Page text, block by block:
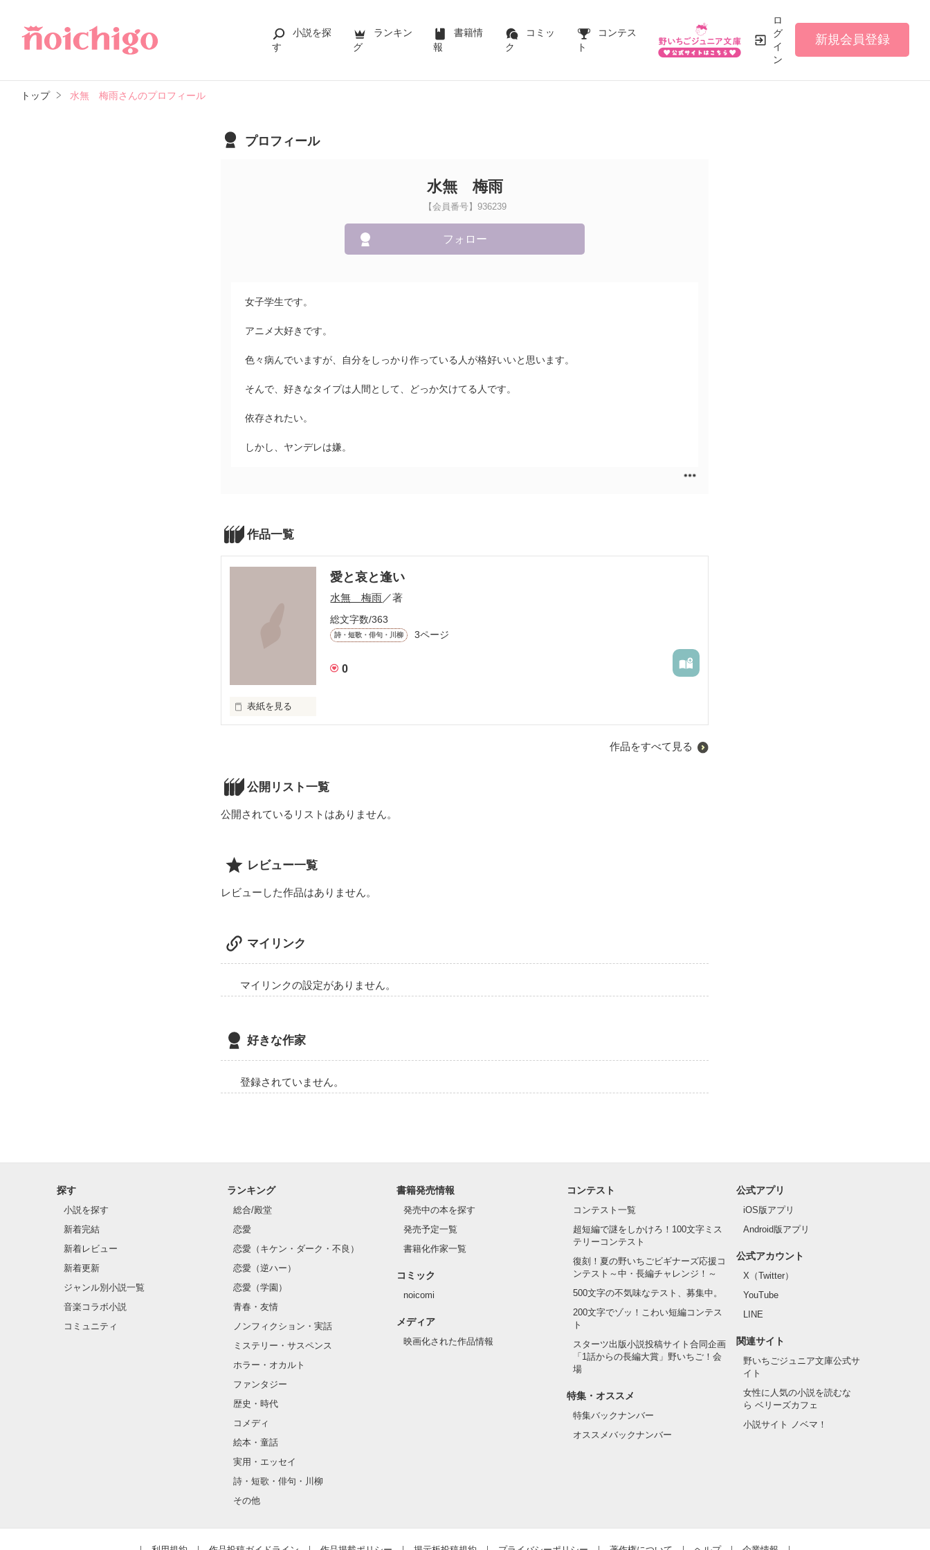
小説を探
す
ランキン
グ
書籍情
報
コミッ
ク
コンテス
ト
ロ
グ
イ
ン
新規会員登録
トップ 水無 梅雨さんのプロフィール
プロフィール
水無 梅雨
【会員番号】936239
フォロー
女子学生です。
アニメ大好きです。
色々病んでいますが、自分をしっかり作っている人が格好いいと思います。
そんで、好きなタイプは人間として、どっか欠けてる人です。
依存されたい。
しかし、ヤンデレは嫌。
作品一覧
愛と哀と逢い
水無 梅雨／著
総文字数/363
詩・短歌・俳句・川柳 3ページ
0
表紙を見る
作品をすべて見る
公開リスト一覧
公開されているリストはありません。
レビュー一覧
レビューした作品はありません。
マイリンク
マイリンクの設定がありません。
好きな作家
登録されていません。
探す
小説を探す
新着完結
新着レビュー
新着更新
ジャンル別小説一覧
音楽コラボ小説
コミュニティ
ランキング
総合/殿堂
恋愛
恋愛（キケン・ダーク・不良）
恋愛（逆ハー）
恋愛（学園）
青春・友情
ノンフィクション・実話
ミステリー・サスペンス
ホラー・オカルト
ファンタジー
歴史・時代
コメディ
絵本・童話
実用・エッセイ
詩・短歌・俳句・川柳
その他
書籍発売情報
発売中の本を探す
発売予定一覧
書籍化作家一覧
コミック
noicomi
メディア
映画化された作品情報
コンテスト
コンテスト一覧
超短編で謎をしかけろ！100文字ミス
テリーコンテスト
復刻！夏の野いちごビギナーズ応援コ
ンテスト～中・長編チャレンジ！～
500文字の不気味なテスト、募集中。
200文字でゾッ！こわい短編コンテス
ト
スターツ出版小説投稿サイト合同企画
「1話からの長編大賞」野いちご！会
場
特集・オススメ
特集バックナンバー
オススメバックナンバー
公式アプリ
iOS版アプリ
Android版アプリ
公式アカウント
X（Twitter）
YouTube
LINE
関連サイト
野いちごジュニア文庫公式サ
イト
女性に人気の小説を読むな
ら ベリーズカフェ
小説サイト ノベマ！